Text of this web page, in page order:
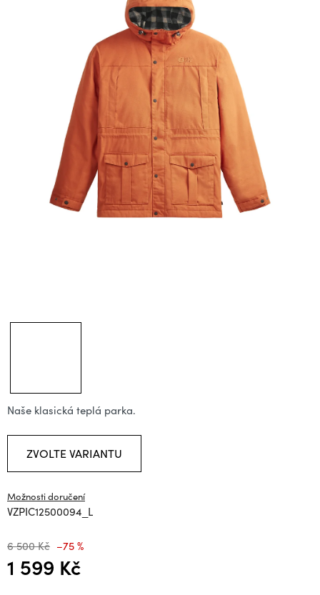
Naše klasická teplá parka.
ZVOLTE VARIANTU
Možnosti doručení
VZPIC12500094_L
6 500 Kč –75 %
1 599 Kč